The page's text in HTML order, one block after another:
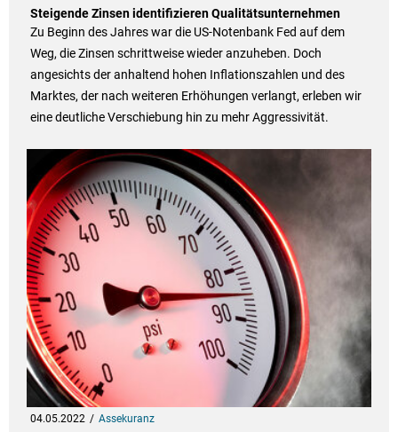
Steigende Zinsen identifizieren Qualitätsunternehmen
Zu Beginn des Jahres war die US-Notenbank Fed auf dem
Weg, die Zinsen schrittweise wieder anzuheben. Doch
angesichts der anhaltend hohen Inflationszahlen und des
Marktes, der nach weiteren Erhöhungen verlangt, erleben wir
eine deutliche Verschiebung hin zu mehr Aggressivität.
04.05.2022 Assekuranz